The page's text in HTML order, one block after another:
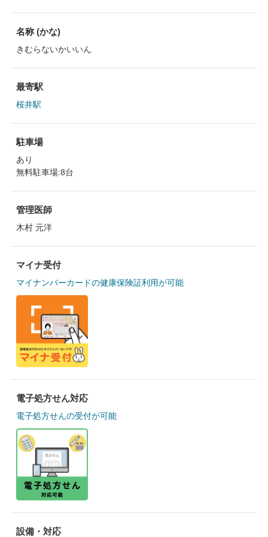
名称 (かな)
きむらないかいいん
最寄駅
桜井駅
駐車場
あり
無料駐車場:8台
管理医師
木村 元洋
マイナ受付
マイナンバーカードの健康保険証利用が可能
電子処方せん対応
電子処方せんの受付が可能
設備・対応